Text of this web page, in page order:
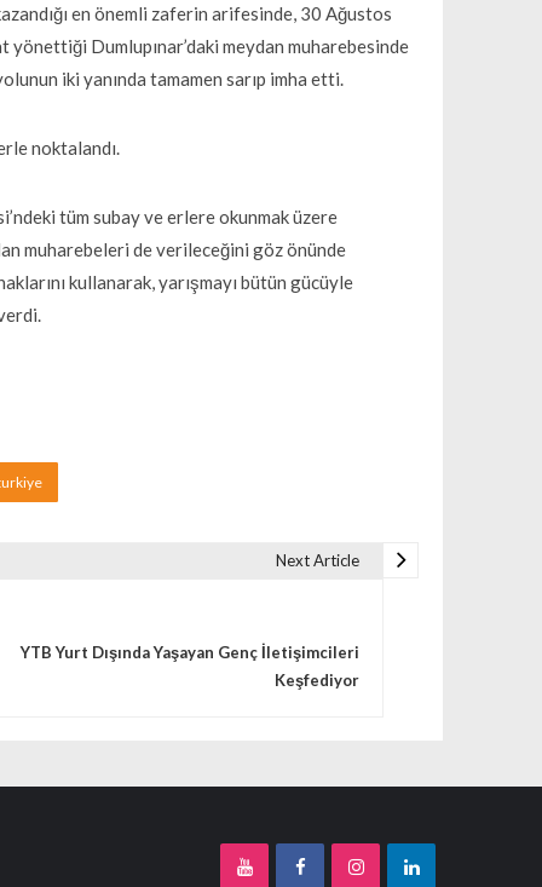
en önemli zaferin arifesinde, 30 Ağustos
Dumlupınar’daki meydan muharebesinde
iki yanında tamamen sarıp imha etti.
noktalandı.
tüm subay ve erlere okunmak üzere
muharebeleri de verileceğini göz önünde
kullanarak, yarışmayı bütün gücüyle
Next Article
YTB Yurt Dışında Yaşayan Genç İletişimcileri
Keşfediyor